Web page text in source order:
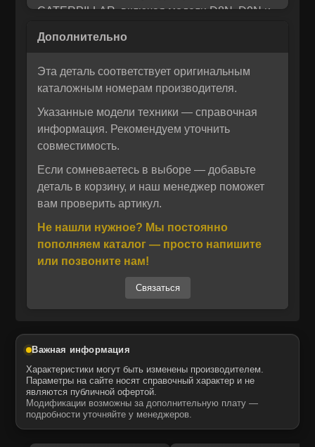
Отправить
Политика конфиденциальности
Отправить
Даю своё согласие на обработку персональных данных.
Политика конфиденциальности
CATERPILLAR, включая модели D8N, D9N и
обеспечивают надежную герметизацию
охлаждающей жидкости и перегрев
оригинальным компонентам и подходят для
эксплуатации в тяжелых условиях
строительных и дорожных работ.
Уплотнение изготавливается из
высококачественных материалов,
устойчивых к перепадам температур,
вибрациям и агрессивным внешним
факторам. Благодаря точной геометрии и
соответствию техническим характеристикам
оригинала, детали легко монтируются и
обеспечивают длительный срок службы.
проверенные аналоги, которые
без ущерба для эффективности.
Запчасти MTK поставляются под торговой
маркой CTP COSTEX — одним из ведущих
Эта деталь соответствует оригинальным
каталожным номерам производителя.
Указанные модели техники — справочная
информация. Рекомендуем уточнить
совместимость.
Если сомневаетесь в выборе — добавьте
деталь в корзину, и наш менеджер поможет
вам проверить артикул.
Не нашли нужное? Мы постоянно
пополняем каталог — просто напишите
или позвоните нам!
Связаться
Важная информация
Характеристики могут быть изменены производителем.
Параметры на сайте носят справочный характер и не
являются публичной офертой.
Модификации возможны за дополнительную плату —
подробности уточняйте у менеджеров.